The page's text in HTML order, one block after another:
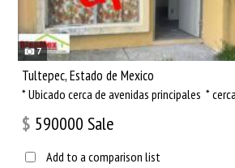
7
Tultepec, Estado de Mexico
$ 590000 Sale
Add to a comparison list